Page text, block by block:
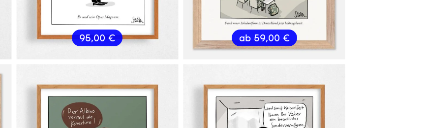
95,00€ ab 59,00 €